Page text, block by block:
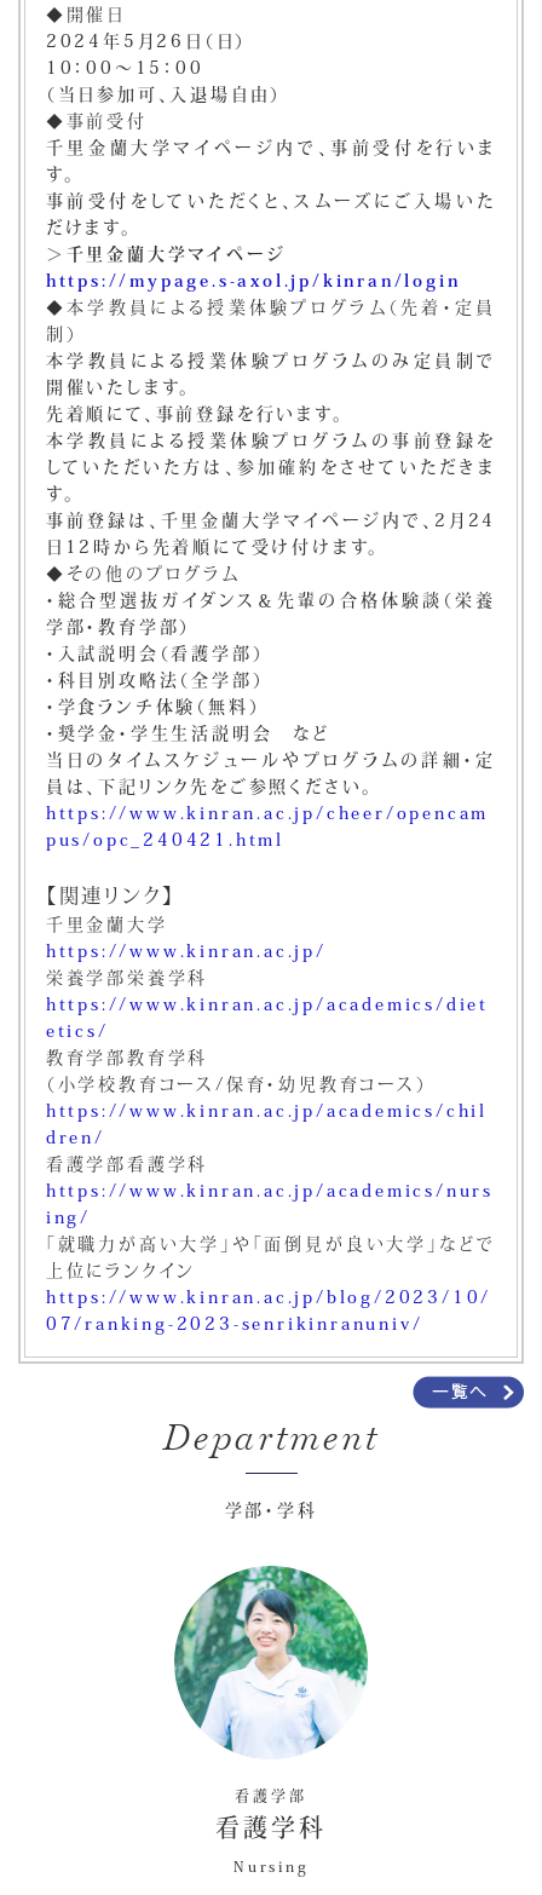
◆開催日
2024年5月26日（日）
10：00～15：00
（当日参加可、入退場自由）
◆事前受付
千里金蘭大学マイページ内で、事前受付を行いま
す。
事前受付をしていただくと、スムーズにご入場いた
だけます。
＞千里金蘭大学マイページ
https://mypage.s-axol.jp/kinran/login
◆本学教員による授業体験プログラム（先着・定員
制）
本学教員による授業体験プログラムのみ定員制で
開催いたします。
先着順にて、事前登録を行います。
本学教員による授業体験プログラムの事前登録を
していただいた方は、参加確約をさせていただきま
す。
事前登録は、千里金蘭大学マイページ内で、2月24
日12時から先着順にて受け付けます。
◆その他のプログラム
・総合型選抜ガイダンス＆先輩の合格体験談（栄養
学部・教育学部）
・入試説明会（看護学部）
・科目別攻略法（全学部）
・学食ランチ体験（無料）
・奨学金・学生生活説明会 など
当日のタイムスケジュールやプログラムの詳細・定
員は、下記リンク先をご参照ください。
https://www.kinran.ac.jp/cheer/opencam
pus/opc_240421.html
【関連リンク】
千里金蘭大学
https://www.kinran.ac.jp/
栄養学部栄養学科
https://www.kinran.ac.jp/academics/diet
etics/
教育学部教育学科
（小学校教育コース/保育・幼児教育コース）
https://www.kinran.ac.jp/academics/chil
dren/
看護学部看護学科
https://www.kinran.ac.jp/academics/nurs
ing/
「就職力が高い大学」や「面倒見が良い大学」などで
上位にランクイン
https://www.kinran.ac.jp/blog/2023/10/
07/ranking-2023-senrikinranuniv/
Department
学部・学科
看護学部
看護学科
Nursing